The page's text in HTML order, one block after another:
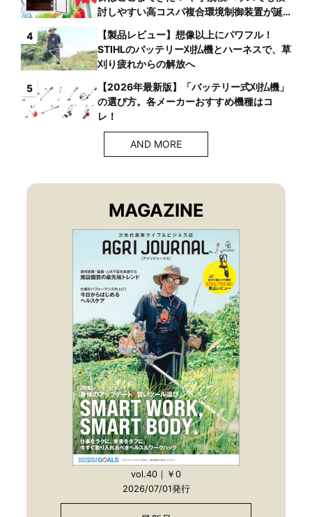
討しやすい高コスパ複合環境制御装置が誕
4
【製品レビュー】想像以上にパワフル！
STIHLのバッテリー刈払機とハーネスで、草
刈り疲れからの解放へ
5
【2026年最新版】「バッテリー式刈払機」
の選び方。各メーカーおすすめ機種はコ
レ！
AND MORE
MAGAZINE
vol.40｜￥0
2026/07/01発行